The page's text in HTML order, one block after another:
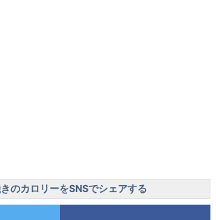
のカロリーをSNSでシェアする